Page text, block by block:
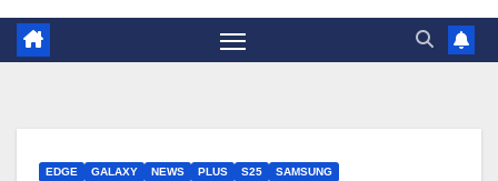
EDGE GALAXY NEWS PLUS S25
SAMSUNG